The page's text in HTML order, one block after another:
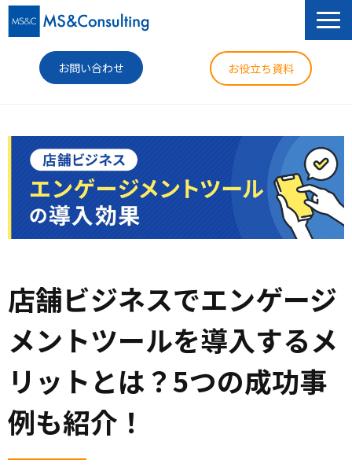
お問い合わせ お役立ち資料
セミナー
導入事例
企業情報
店舗ビジネスでエンゲージ
メントツールを導入するメ
リットとは？5つの成功事
例も紹介！